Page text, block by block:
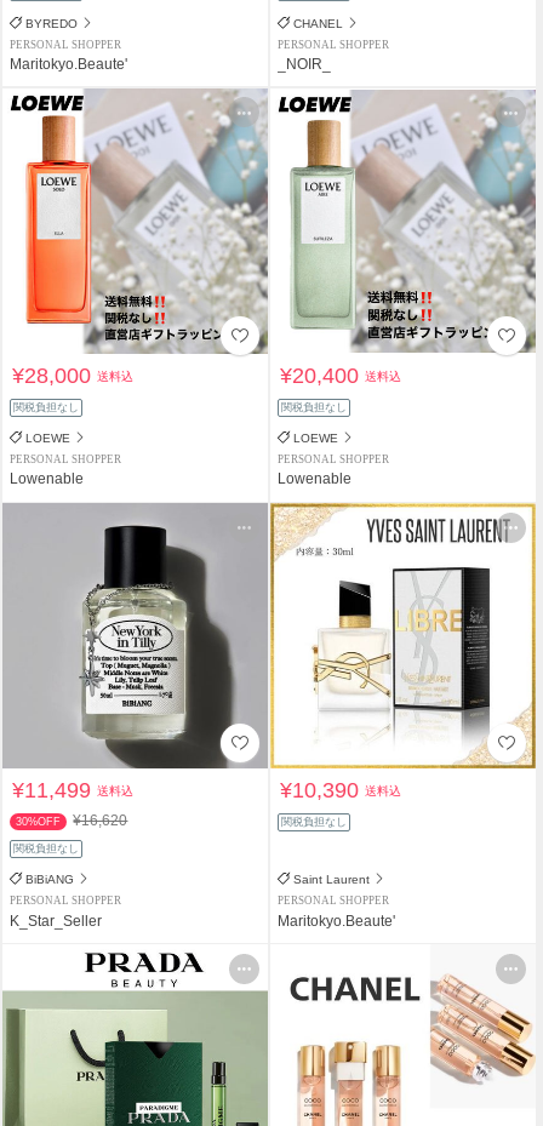
BYREDO
PERSONAL SHOPPER
Maritokyo.Beaute'
CHANEL
PERSONAL SHOPPER
_NOIR_
¥28,000送料込
関税負担なし
LOEWE
PERSONAL SHOPPER
Lowenable
¥20,400送料込
関税負担なし
LOEWE
PERSONAL SHOPPER
Lowenable
¥11,499送料込
30%OFF ¥16,620
関税負担なし
BiBiANG
PERSONAL SHOPPER
K_Star_Seller
¥10,390送料込
関税負担なし
Saint Laurent
PERSONAL SHOPPER
Maritokyo.Beaute'